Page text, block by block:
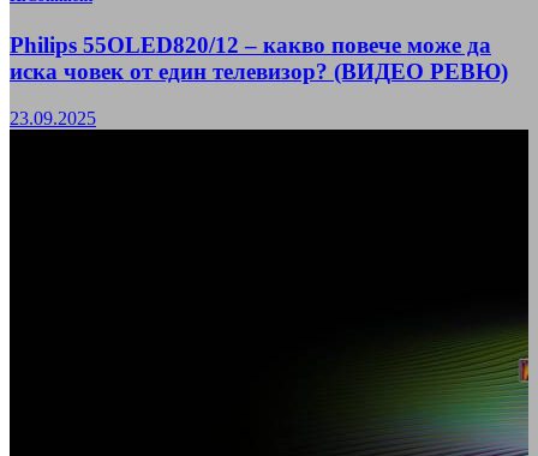
Philips 55OLED820/12 – какво повече може да
иска човек от един телевизор? (ВИДЕО РЕВЮ)
23.09.2025